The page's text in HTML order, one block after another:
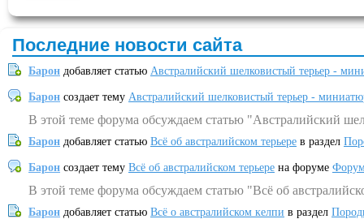
Последние новости сайта
Барон добавляет статью Австралийский шелковистый терьер -
Барон создает тему Австралийский шелковистый терьер -
В этой теме форума обсуждаем статью "Австралийский
Барон добавляет статью Всё об австралийском терьере в раздел
Барон создает тему Всё об австралийском терьере на форуме
В этой теме форума обсуждаем статью "Всё об
Барон добавляет статью Всё о австралийском келпи в раздел